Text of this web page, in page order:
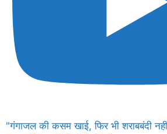
"गंगाजल की कसम खाई, फिर भी शराबबंदी